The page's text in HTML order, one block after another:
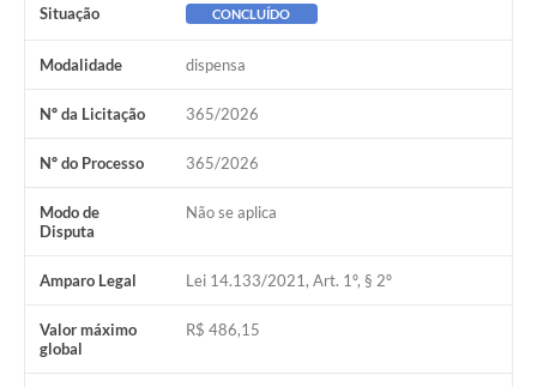
COVID19
Contas Públicas
SIC
HISTÓRICO - ADM
Relação de Cargos e Salários
Galeria de Fotos
Audiências Públicas
IPTU
Situação CONCLUÍDO
Modalidade dispensa
Nº da Licitação 365/2026
Nº do Processo 365/2026
Modo de
Disputa
Não se aplica
Amparo Legal Lei 14.133/2021, Art. 1º, § 2º
Valor máximo
global
R$ 486,15